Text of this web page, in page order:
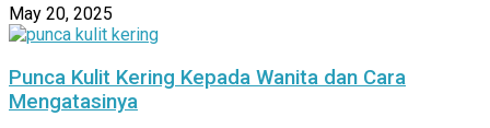
May 20, 2025
Punca Kulit Kering Kepada Wanita dan Cara
Mengatasinya